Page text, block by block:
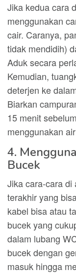
Jika kedua cara
menggunakan
cair. Caranya,
tidak mendidih)
Aduk secara
Kemudian,
deterjen ke
Biarkan
15 menit
menggunakan
4.
Bucek
Jika cara-cara di
terakhir yang
kabel bisa atau
bucek yang
dalam lubang
bucek dengan
masuk hingga